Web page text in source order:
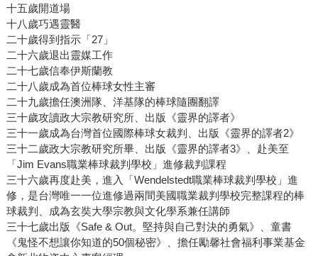
十五歲開道場
十八歲巧遇靈醫
二十歲得到指示「27」
二十六歲退出靈媒工作
二十七歲信奉伊斯蘭教
二十八歲成為首位棒球女性主審
二十九歲擔任澳洲隊、洋基隊的棒球隨團翻譯
三十歲攻讀政大宗教研究所、出版《靈界的譯者》
三十一歲成為台灣首位國際棒球女裁判、出版《靈界的譯者2》
三十二歲政大宗教研究所畢、出版《靈界的譯者3》、赴美至
「Jim Evans職業棒球裁判學校」進修裁判課程
三十六歲再度赴美，進入「Wendelstedt職業棒球裁判學校」進
修，是台灣唯一一位進修過兩間美國職業裁判學校完整課程的棒
球裁判、成為玄奘大學宗教與文化學系兼任講師
三十七歲出版《Safe & Out。堅持與自己對決的勇氣》、童書
《鬼怪不想讓你知道的50個秘密》、擔任勵馨社會福利事業基金